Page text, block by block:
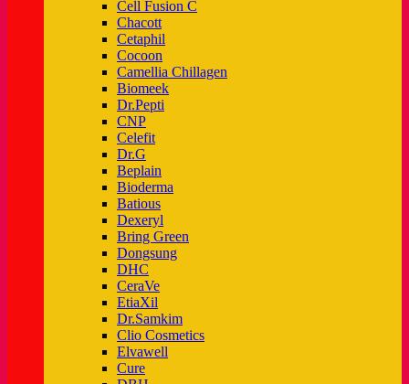
Cell Fusion C
Chacott
Cetaphil
Cocoon
Camellia Chillagen
Biomeek
Dr.Pepti
CNP
Celefit
Dr.G
Beplain
Bioderma
Batious
Dexeryl
Bring Green
Dongsung
DHC
CeraVe
EtiaXil
Dr.Samkim
Clio Cosmetics
Elvawell
Cure